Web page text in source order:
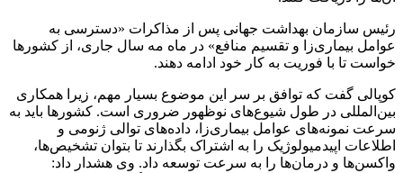
رئیس سازمان بهداشت جهانی پس از مذاکرات «دسترسی به
عوامل بیماری‌زا و تقسیم منافع» در ماه مه سال جاری، از کشورها
خواست تا با فوریت به کار خود ادامه دهند.
کوپالی گفت که توافق بر سر این موضوع بسیار مهم، زیرا همکاری
بین‌المللی در طول شیوع‌های نوظهور ضروری است. کشورها باید به
سرعت نمونه‌های عوامل بیماری‌زا، داده‌های توالی ژنومی و
اطلاعات اپیدمیولوژیک را به اشتراک بگذارند تا بتوان تشخیص‌ها،
واکسن‌ها و درمان‌ها را به سرعت توسعه داد. وی هشدار داد: